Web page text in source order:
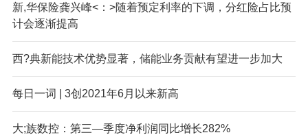
新,华保险龚兴峰<：>随着预定利率的下调，分红险占比预
计会逐渐提高
西?典新能技术优势显著，储能业务贡献有望进一步加大
每日一词 | 3创2021年6月以来新高
大;族数控：第三—季度净利润同比增长282%